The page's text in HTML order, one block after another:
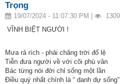
Trọng
19/07/2024 - 11:07:30 PM |
1309
VĨNH BIỆT NGƯỜI !
Mưa rả rích - phải chăng trời đổ lệ
Tiễn đưa người về với cõi phù vân
Bác từng nói đời chỉ sống một lần
Điều quý nhất chính là “ danh dự sống”